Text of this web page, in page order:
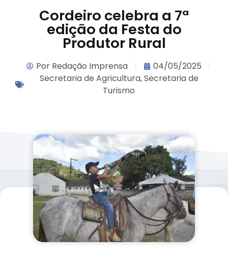
Cordeiro celebra a 7ª
edição da Festa do
Produtor Rural
PorRedação Imprensa
04/05/2025
Secretaria de Agricultura,Secretaria de
Turismo